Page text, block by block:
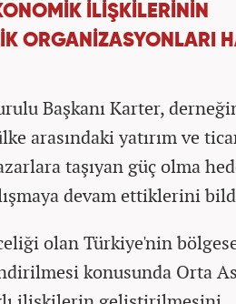
İLİŞKİLERİNİN
ORGANİZASYONLARI
Başkanı Karter,
arasındaki yatırım ve
taşıyan güç olma
devam ettiklerini
olan Türkiye'nin
konusunda Orta